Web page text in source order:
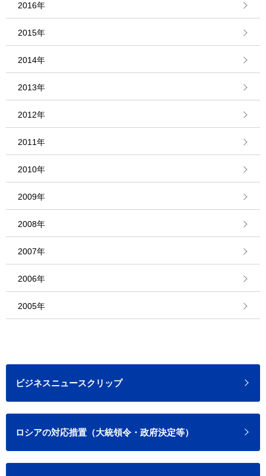
2016年
2015年
2014年
2013年
2012年
2011年
2010年
2009年
2008年
2007年
2006年
2005年
ビジネスニュースクリップ
ロシアの対応措置（大統領令・政府決定等）